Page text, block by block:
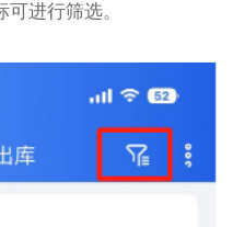
进行筛选。